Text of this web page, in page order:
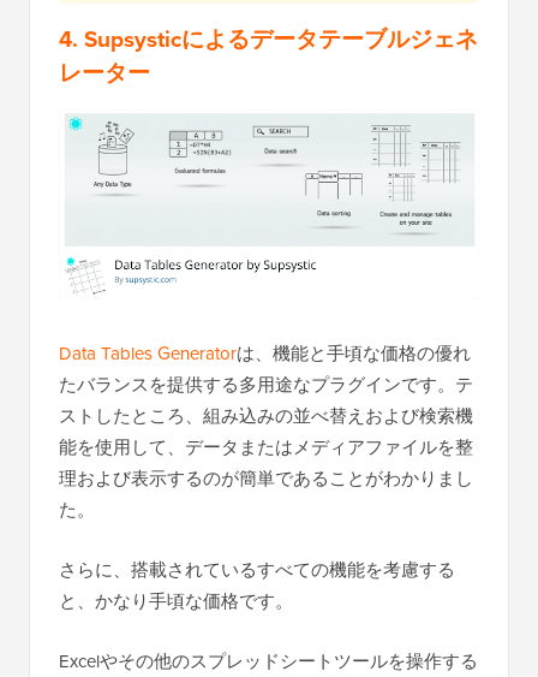
4. Supsysticによるデータテーブルジェネ
レーター
Data Tables Generatorは、機能と手頃な価格の優れ
たバランスを提供する多用途なプラグインです。テ
ストしたところ、組み込みの並べ替えおよび検索機
能を使用して、データまたはメディアファイルを整
理および表示するのが簡単であることがわかりまし
た。
さらに、搭載されているすべての機能を考慮する
と、かなり手頃な価格です。
Excelやその他のスプレッドシートツールを操作する